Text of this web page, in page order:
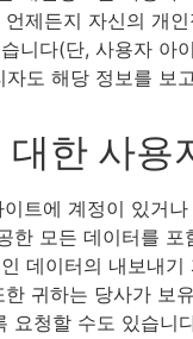
제든지 자신의 개
니다(단, 사용자 아
도 해당 정보를 보
한 사용
이트에 계정이 있거
한 모든 데이터를 포
데이터의 내보내기
귀하는 당사가 보
요청할 수도 있습니